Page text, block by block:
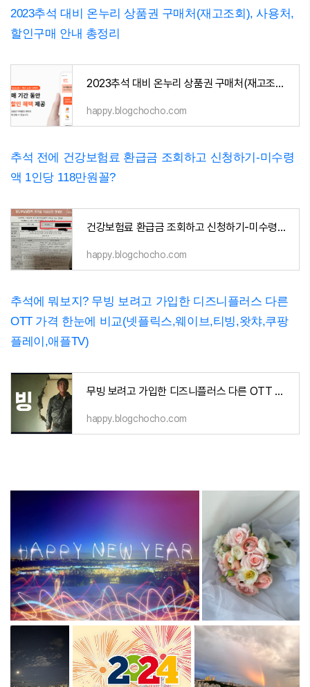
2023추석 대비 온누리 상품권 구매처(재고조회), 사용처,
할인구매 안내 총정리
2023추석 대비 온누리 상품권 구매처(재고조회), 사용처, 할인구매 안내 총정리
happy.blogchocho.com
추석 전에 건강보험료 환급금 조회하고 신청하기-미수령
액 1인당 118만원꼴?
건강보험료 환급금 조회하고 신청하기-미수령액 1인당 118만원꼴?
happy.blogchocho.com
추석에 뭐보지? 무빙 보려고 가입한 디즈니플러스 다른
OTT 가격 한눈에 비교(넷플릭스,웨이브,티빙,왓챠,쿠팡
플레이,애플TV)
무빙 보려고 가입한 디즈니플러스 다른 OTT 가격 한눈에 비교(넷플릭스,웨이브,티빙,왓챠,쿠팡플
happy.blogchocho.com